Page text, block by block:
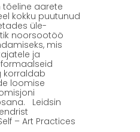
tõeline aarete
kokku puutunud
üle-
noorsootöö
mis
ja
korraldab
loomise
Leidsin
– Art Practices